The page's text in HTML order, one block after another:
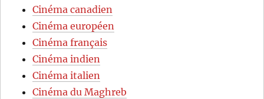
Cinéma canadien
Cinéma européen
Cinéma français
Cinéma indien
Cinéma italien
Cinéma du Maghreb